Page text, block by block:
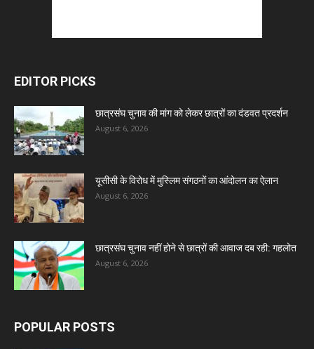
EDITOR PICKS
छात्रसंघ चुनाव की मांग को लेकर छात्रों का दंडवत प्रदर्शन
August 6, 2026
यूसीसी के विरोध में मुस्लिम संगठनों का आंदोलन का ऐलान
August 6, 2026
छात्रसंघ चुनाव नहीं होने से छात्रों की आवाज दब रही: गहलोत
August 6, 2026
POPULAR POSTS